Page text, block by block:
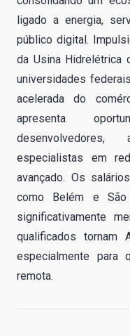
ligado a energia,
público digital.
da Usina Hidrelétrica
universidades
acelerada do
apresenta
especialistas em
avançado. Os
como Belém e
significativamente
qualificados tornam
especialmente para
remota.